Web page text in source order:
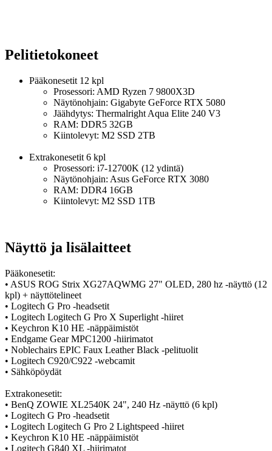
Pelitietokoneet
Pääkonesetit 12 kpl
Prosessori: AMD Ryzen 7 9800X3D
Näytönohjain: Gigabyte GeForce RTX 5080
Jäähdytys: Thermalright Aqua Elite 240 V3
RAM: DDR5 32GB
Kiintolevyt: M2 SSD 2TB
Extrakonesetit 6 kpl
Prosessori: i7-12700K (12 ydintä)
Näytönohjain: Asus GeForce RTX 3080
RAM: DDR4 16GB
Kiintolevyt: M2 SSD 1TB
Näyttö ja lisälaitteet
Pääkonesetit:
• ASUS ROG Strix XG27AQWMG 27" OLED, 280 hz -näyttö (12
kpl) + näyttötelineet
• Logitech G Pro -headsetit
• Logitech Logitech G Pro X Superlight -hiiret
• Keychron K10 HE -näppäimistöt
• Endgame Gear MPC1200 -hiirimatot
• Noblechairs EPIC Faux Leather Black -pelituolit
• Logitech C920/C922 -webcamit
• Sähköpöydät
Extrakonesetit:
• BenQ ZOWIE XL2540K 24", 240 Hz -näyttö (6 kpl)
• Logitech G Pro -headsetit
• Logitech Logitech G Pro 2 Lightspeed -hiiret
• Keychron K10 HE -näppäimistöt
• Logitech G840 XL -hiirimatot